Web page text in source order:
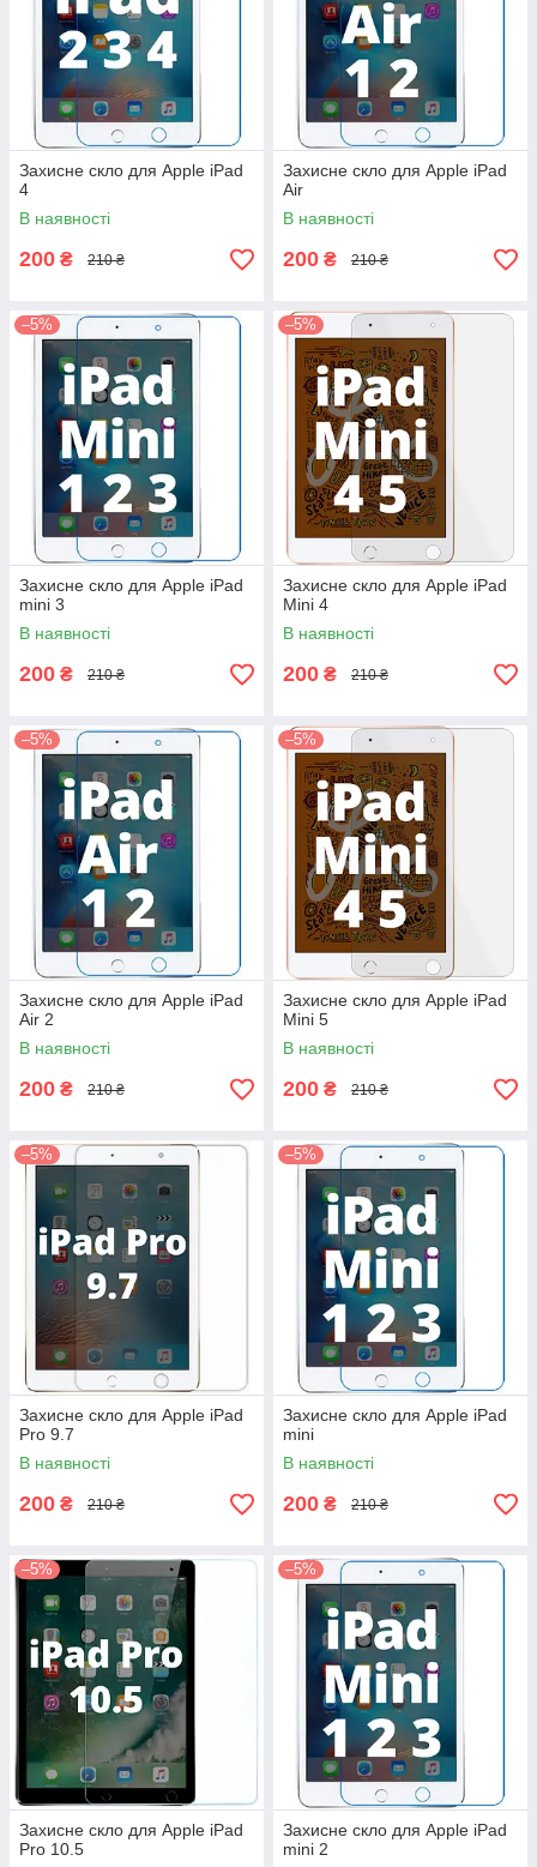
Захисне скло для Apple iPad
4
В наявності
200 ₴ 210 ₴
Захисне скло для Apple iPad
Air
В наявності
200 ₴ 210 ₴
–5%
Захисне скло для Apple iPad
mini 3
В наявності
200 ₴ 210 ₴
–5%
Захисне скло для Apple iPad
Mini 4
В наявності
200 ₴ 210 ₴
–5%
Захисне скло для Apple iPad
Air 2
В наявності
200 ₴ 210 ₴
–5%
Захисне скло для Apple iPad
Mini 5
В наявності
200 ₴ 210 ₴
–5%
Захисне скло для Apple iPad
Pro 9.7
В наявності
200 ₴ 210 ₴
–5%
Захисне скло для Apple iPad
mini
В наявності
200 ₴ 210 ₴
–5%
Захисне скло для Apple iPad
Pro 10.5
–5%
Захисне скло для Apple iPad
mini 2